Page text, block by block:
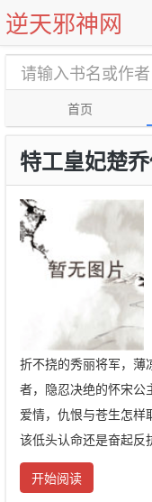
逆天邪神网
首页
特工皇妃楚
折不挠的秀丽将军，薄
者，隐忍决绝的怀宋
爱情，仇恨与苍生怎
该低头认命还是奋起反
开始阅读